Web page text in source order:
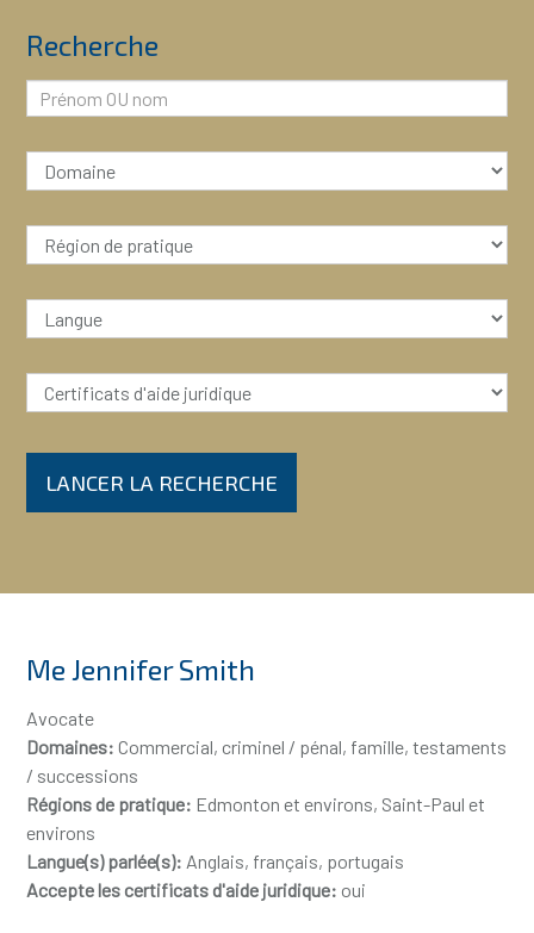
Recherche
LANCER LA RECHERCHE
Me Jennifer Smith
Avocate
Domaines: Commercial, criminel / pénal, famille, testaments
/ successions
Régions de pratique: Edmonton et environs, Saint-Paul et
environs
Langue(s) parlée(s): Anglais, français, portugais
Accepte les certificats d'aide juridique: oui